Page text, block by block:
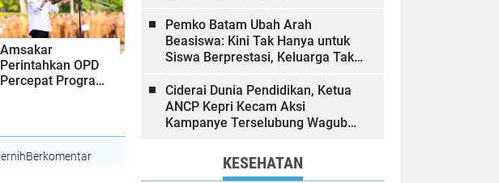
Amsakar
Perintahkan OPD
Percepat Program
Pembangunan
Lampaui 50
Pemko Batam Ubah Arah
Beasiswa: Kini Tak Hanya untuk
Siswa Berprestasi, Keluarga Tak
Dibiayai
Ciderai Dunia Pendidikan, Ketua
ANCP Kepri Kecam Aksi
Kampanye Terselubung Wagub
KESEHATAN